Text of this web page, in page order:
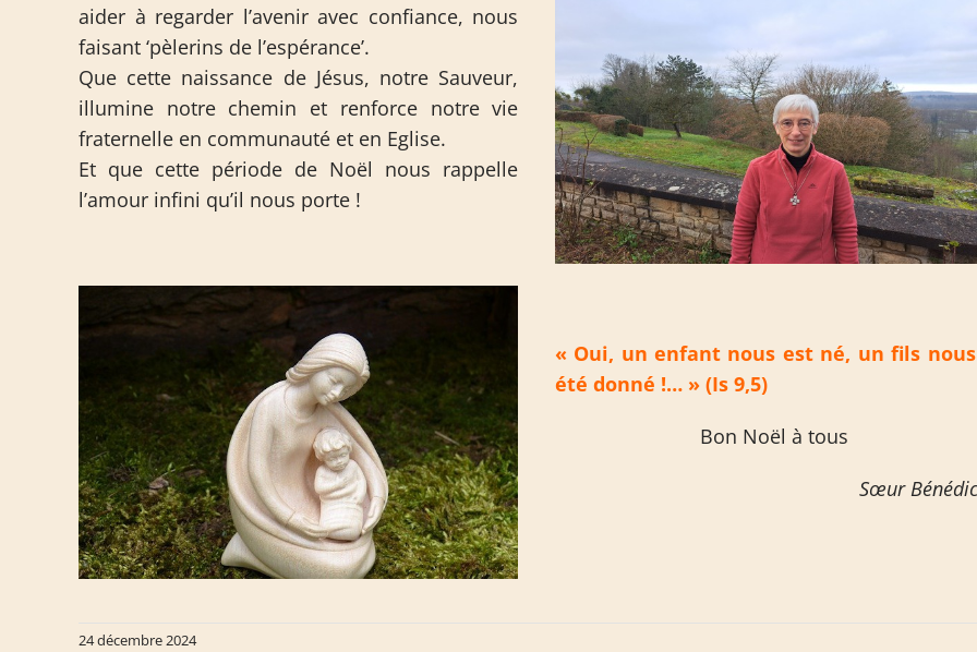
aider à regarder l’avenir avec confiance, nous
faisant ‘pèlerins de l’espérance’.
Que cette naissance de Jésus, notre Sauveur,
illumine notre chemin et renforce notre vie
fraternelle en communauté et en Eglise.
Et que cette période de Noël nous rappelle
l’amour infini qu’il nous porte !
« Oui, un enfant nous est né, un fils
été donné !… » (Is 9,5)
Bon Noël à tous
Sœur
24 décembre 2024